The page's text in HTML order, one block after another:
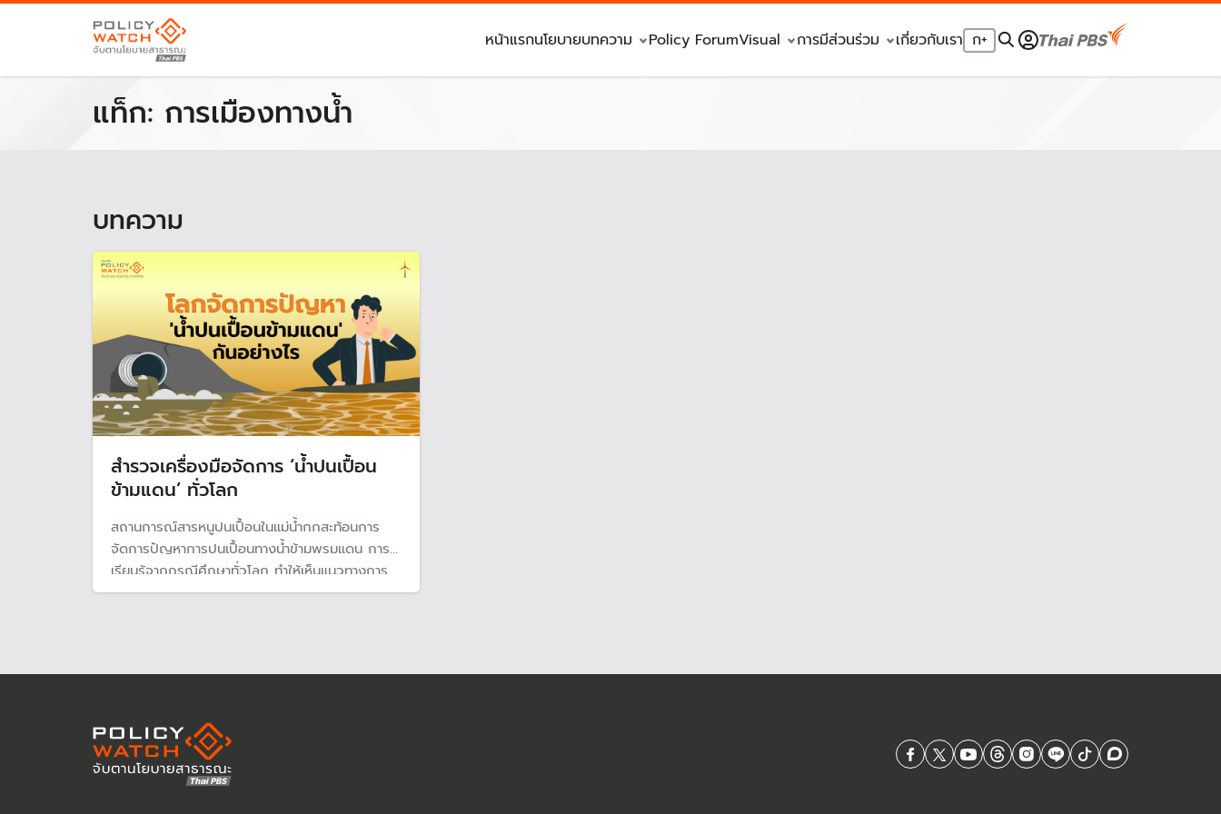
หน้าแรกนโยบายบทความ Policy ForumVisual การมีส่วนร่วม เกี่ยวกับเรา ก+
แท็ก: การเมืองทางน้ำ
บทความ
สำรวจเครื่องมือจัดการ ‘น้ำปนเปื้อน
ข้ามแดน’ ทั่วโลก
สถานการณ์สารหนูปนเปื้อนในแม่น้ำกกสะท้อนการ
จัดการปัญหาการปนเปื้อนทางน้ำข้ามพรมแดน การ
เรียนรู้จากกรณีศึกษาทั่วโลก ทำให้เห็นแนวทางการ
การจัดการปัญหาของแต่ละพื้นที่ และสามารถนำมา